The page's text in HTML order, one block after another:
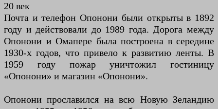
20 век
Почта и телефон Опонони были открыты в 1892
году и действовали до 1989 года. Дорога между
Опонони и Омапере была построена в середине
1930-х годов, что привело к развитию ленты. В
1959 году пожар уничтожил гостиницу
«Опонони» и магазин «Опонони».
Опонони прославился на всю Новую Зеландию